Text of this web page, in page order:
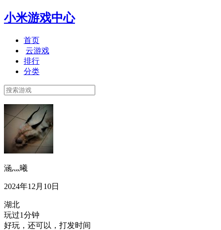
小米游戏中心
首页
云游戏
排行
分类
涵灬曦
2024年12月10日
湖北
玩过1分钟
好玩，还可以，打发时间